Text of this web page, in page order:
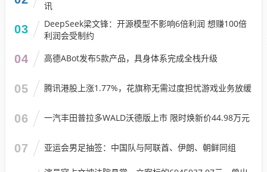
讯
03
DeepSeek梁文锋：开源模型不影响6倍利润 想赚100倍
利润会受制约
04 高德ABot发布5款产品，具身体系完成全栈升级
05 腾讯港股上涨1.77%，花旗称无需过度担忧游戏业务放缓
06 一汽丰田普拉多WALD沃德版上市 限时焕新价44.98万元
07 亚运会男足抽签：中国队与阿联酋、伊朗、朝鲜同组